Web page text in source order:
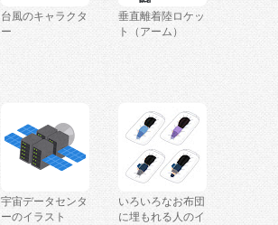
台風のキャラクタ
ー
垂直離着陸ロケッ
ト（アーム）
宇宙データセンタ
ーのイラスト
いろいろなお布団
に埋もれる人のイ